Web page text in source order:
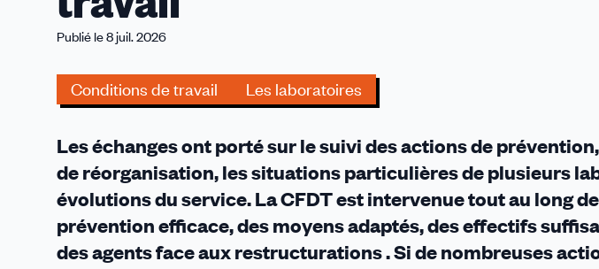
accompagner
les
et
défendre
les
de
travail
Publié le 8 juil. 2026
Conditions de travail Les laboratoires
Les échanges ont porté sur le suivi des actions de
de réorganisation, les situations particulières de plusieurs
évolutions du service. La CFDT est intervenue tout au long
prévention efficace, des moyens adaptés, des effectifs
des agents face aux restructurations . Si de nombreuses